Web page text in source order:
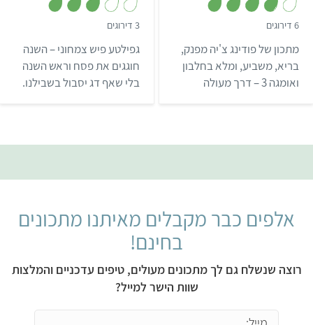
6 דירוגים
.
8
מ
ת
ו
מתכון של פודינג צ'יה מפנק,
בריא, משביע, ומלא בחלבון
ואומגה 3 – דרך מעולה
מרעננת טעימה במיוחד.
3 דירוגים
מ
ת
ו
ך
5
גפילטע פיש צמחוני – השנה
חוגגים את פסח וראש השנה
בלי שאף דג יסבול בשבילנו.
גפילטע לטעימות זה בכלל
מעל. עם קצת יצירתיות
אפרפרות, מתקתקות
ומנחמות בגרסה טבעונית:
מחליפ…
אלפים כבר מקבלים מאיתנו מתכונים
בחינם!
רוצה שנשלח גם לך מתכונים מעולים, טיפים עדכניים והמלצות
שוות הישר למייל?